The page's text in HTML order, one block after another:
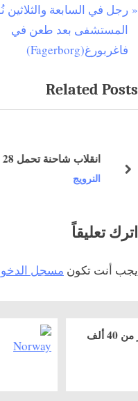
تصفّح
المقالات
P
r
e
i
o
P
t
رجل في السابعة والثلاثين
المستشفى بعد طعن في
فاغربورغ(Fagerborg)
Related Posts
انقلاب شاحنة تحمل 28 بقرة
النرويج next
اترك تعليقاً
يجب أنت تكون مسجل
سعر الصرف اليوم
8.9.2020